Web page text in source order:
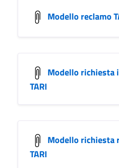
Modello reclamo
Modello richiesta
TARI
Modello richiesta
TARI